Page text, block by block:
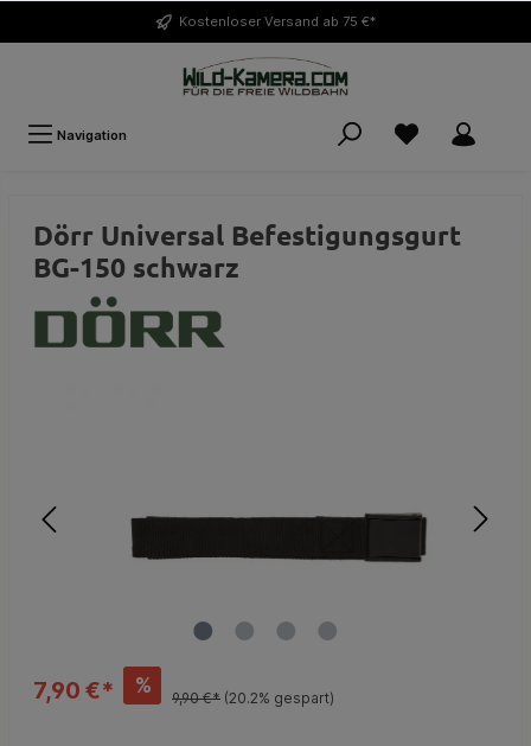
Kostenloser Versand ab 75 €*
Navigation
Dörr Universal Befestigungsgurt
BG-150 schwarz
7,90 €* %
9,90 €* (20.2% gespart)